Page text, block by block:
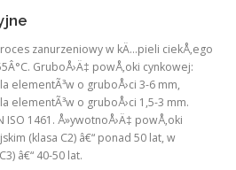
zanurzeniowy w kÄ…pieli ciekÅ‚ego
GruboÅ›Ä‡ powÅ‚oki cynkowej:
elementÃ³w o gruboÅ›ci 3-6 mm,
elementÃ³w o gruboÅ›ci 1,5-3 mm.
1461. Å»ywotnoÅ›Ä‡ powÅ‚oki
(klasa C2) â€“ ponad 50 lat, w
â€“ 40-50 lat.